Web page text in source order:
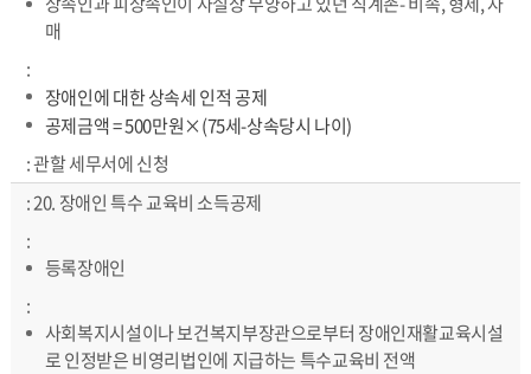
매
장애인에 대한 상속세 인적 공제
공제금액 = 500만원×(75세-상속당시 나이)
관할 세무서에 신청
20. 장애인 특수 교육비 소득공제
등록장애인
사회복지시설이나 보건복지부장관으로부터 장애인재활교육시설
로 인정받은 비영리법인에 지급하는 특수교육비 전액